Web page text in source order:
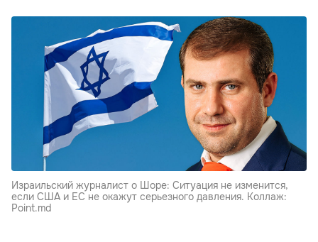
Израильский журналист о Шоре: Ситуация не изменится,
если США и ЕС не окажут серьезного давления. Коллаж:
Point.md